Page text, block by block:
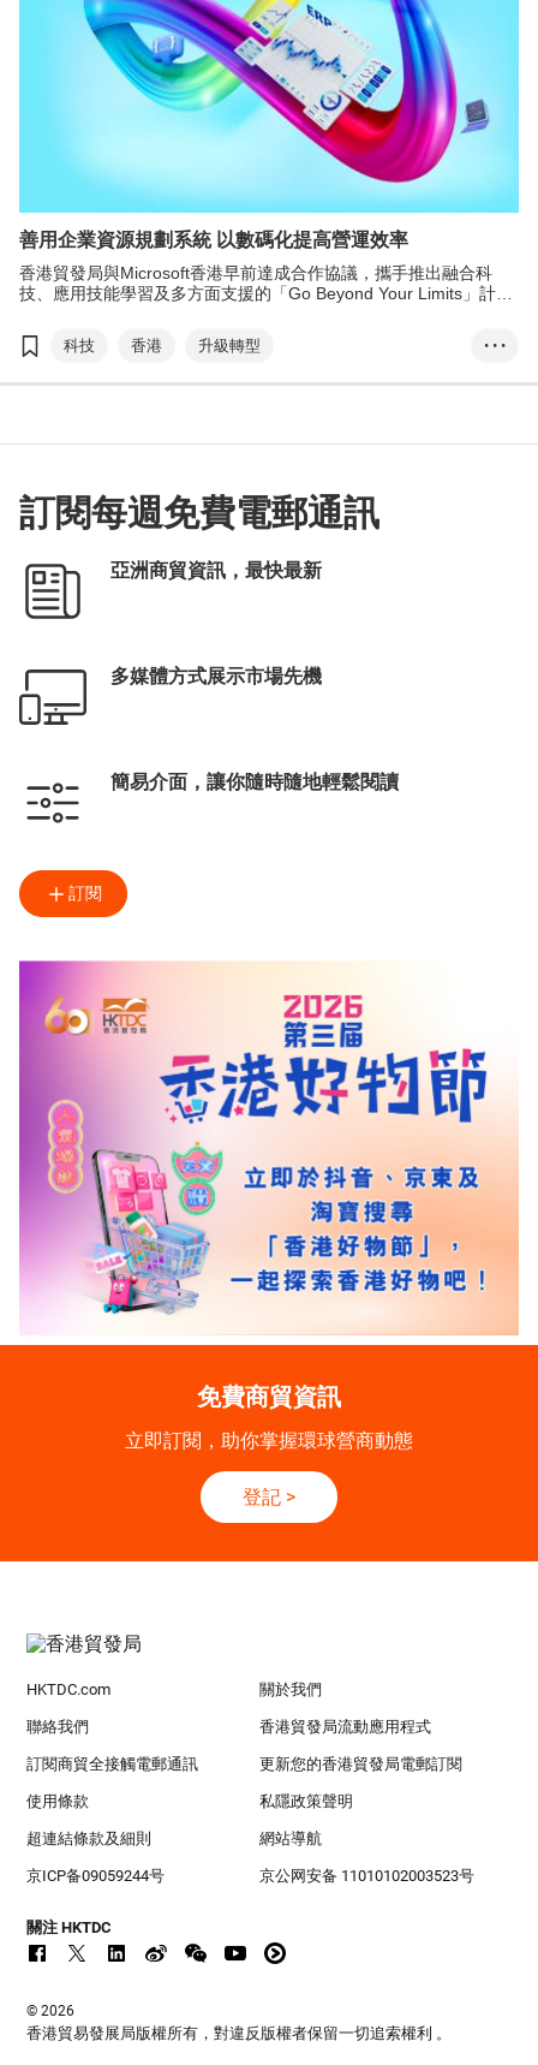
善用企業資源規劃系統 以數碼化提高營運效率
香港貿發局與Microsoft香港早前達成合作協議，攜手推出融合科
技、應用技能學習及多方面支援的「Go Beyond Your Limits」計
作坊，邀請專家解構Microsoft Dynamics 365 Business Central作
為一站式ERP系統，如何協助企業在營運上更得心應手，事半功
科技 香港
升級轉型
「Go Beyond Your L...
T-box
Microsoft香港
• • •
訂閱每週免費電郵通訊
亞洲商貿資訊，最快最新
多媒體方式展示市場先機
簡易介面，讓你隨時隨地輕鬆閱讀
訂閱
免費商貿資訊
立即訂閱，助你掌握環球營商動態
登記 >
HKTDC.com 關於我們
聯絡我們 香港貿發局流動應用程式
訂閱商貿全接觸電郵通訊 更新您的香港貿發局電郵訂閱
使用條款 私隱政策聲明
超連結條款及細則 網站導航
京ICP备09059244号 京公网安备 11010102003523号
關注 HKTDC
© 2026
香港貿易發展局版權所有，對違反版權者保留一切追索權利 。